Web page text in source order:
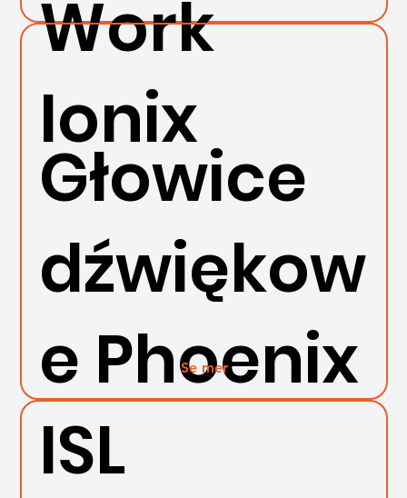
Work
Ionix
Głowice
dźwiękow
e Phoenix
ISL
Se mer